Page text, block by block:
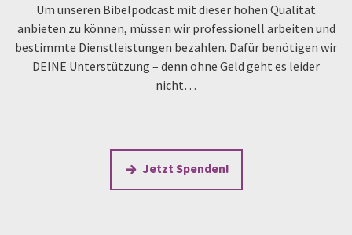
Um unseren Bibelpodcast mit dieser hohen Qualität
anbieten zu können, müssen wir professionell arbeiten und
bestimmte Dienstleistungen bezahlen. Dafür benötigen wir
DEINE Unterstützung – denn ohne Geld geht es leider
nicht…
Jetzt Spenden!